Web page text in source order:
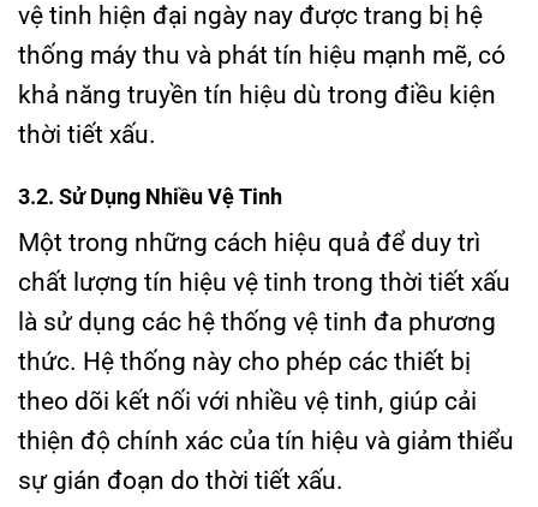
vệ tinh hiện đại ngày nay được trang bị hệ
thống máy thu và phát tín hiệu mạnh mẽ, có
khả năng truyền tín hiệu dù trong điều kiện
thời tiết xấu.
3.2. Sử Dụng Nhiều Vệ Tinh
Một trong những cách hiệu quả để duy trì
chất lượng tín hiệu vệ tinh trong thời tiết xấu
là sử dụng các hệ thống vệ tinh đa phương
thức. Hệ thống này cho phép các thiết bị
theo dõi kết nối với nhiều vệ tinh, giúp cải
thiện độ chính xác của tín hiệu và giảm thiểu
sự gián đoạn do thời tiết xấu.